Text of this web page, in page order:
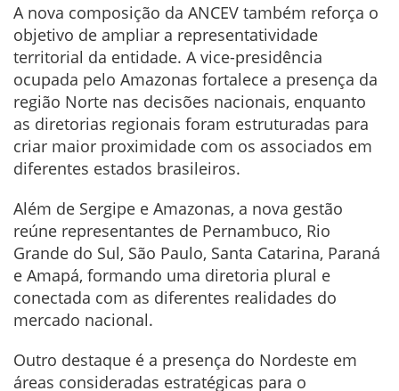
A nova composição da ANCEV também reforça o
objetivo de ampliar a representatividade
territorial da entidade. A vice-presidência
ocupada pelo Amazonas fortalece a presença da
região Norte nas decisões nacionais, enquanto
as diretorias regionais foram estruturadas para
criar maior proximidade com os associados em
diferentes estados brasileiros.
Além de Sergipe e Amazonas, a nova gestão
reúne representantes de Pernambuco, Rio
Grande do Sul, São Paulo, Santa Catarina, Paraná
e Amapá, formando uma diretoria plural e
conectada com as diferentes realidades do
mercado nacional.
Outro destaque é a presença do Nordeste em
áreas consideradas estratégicas para o